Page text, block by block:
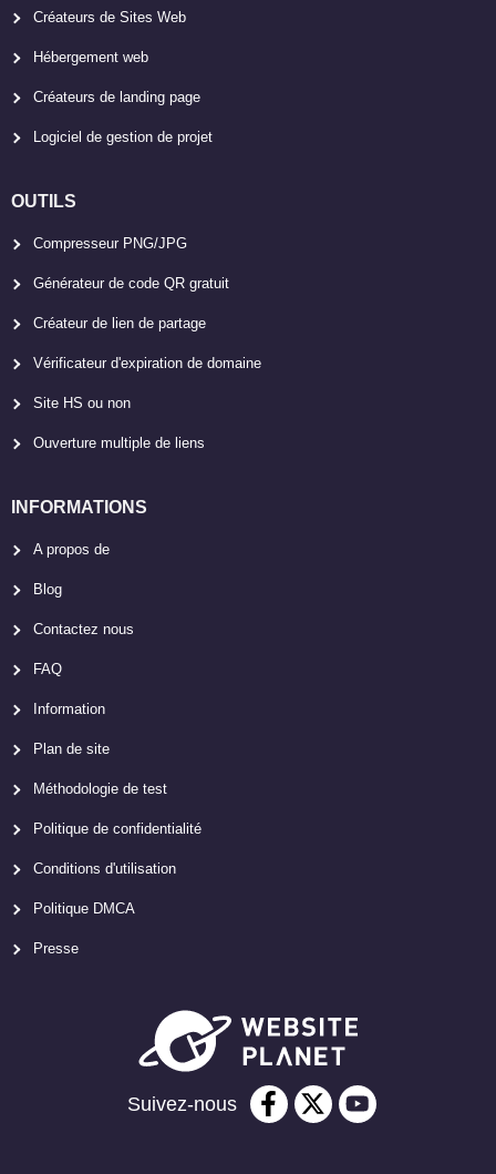
Créateurs de Sites Web
Hébergement web
Créateurs de landing page
Logiciel de gestion de projet
OUTILS
Compresseur PNG/JPG
Générateur de code QR gratuit
Créateur de lien de partage
Vérificateur d'expiration de domaine
Site HS ou non
Ouverture multiple de liens
INFORMATIONS
A propos de
Blog
Contactez nous
FAQ
Information
Plan de site
Méthodologie de test
Politique de confidentialité
Conditions d'utilisation
Politique DMCA
Presse
Suivez-nous